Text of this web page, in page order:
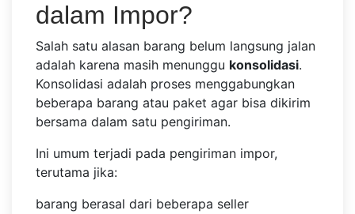
dalam Impor?
Salah satu alasan barang belum langsung jalan
adalah karena masih menunggu konsolidasi.
Konsolidasi adalah proses menggabungkan
beberapa barang atau paket agar bisa dikirim
bersama dalam satu pengiriman.
Ini umum terjadi pada pengiriman impor,
terutama jika:
barang berasal dari beberapa seller